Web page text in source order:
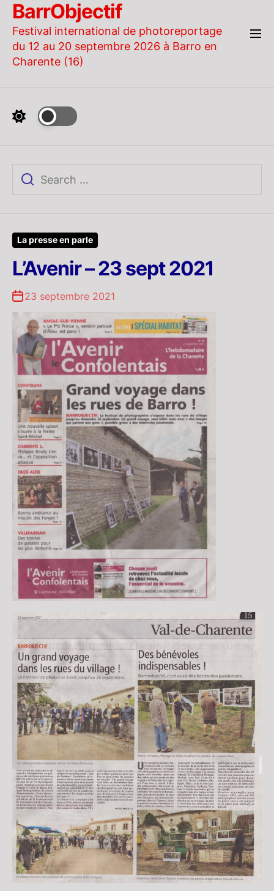
Skip
the
content
BarrObjectif
Festival international de photoreportage
du 12 au 20 septembre 2026 à Barro en
Charente (16)
La presse en parle
L’Avenir – 23 sept 2021
23 septembre 2021